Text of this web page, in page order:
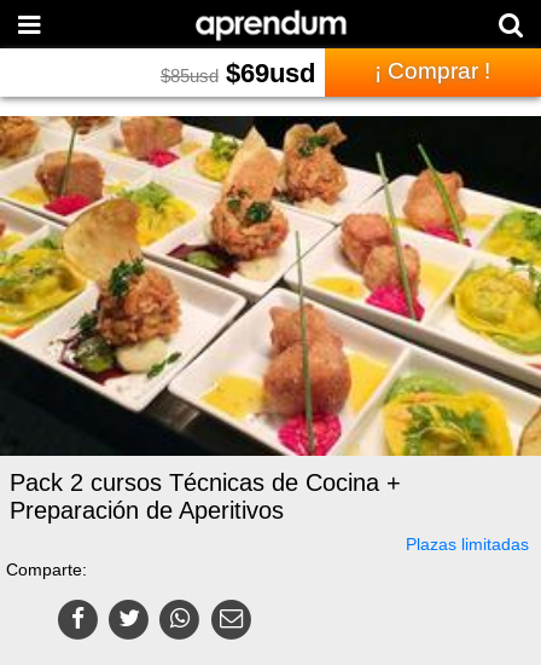
$85usd $69usd ¡ Comprar !
Pack 2 cursos Técnicas de Cocina +
Preparación de Aperitivos
Plazas limitadas
Comparte: